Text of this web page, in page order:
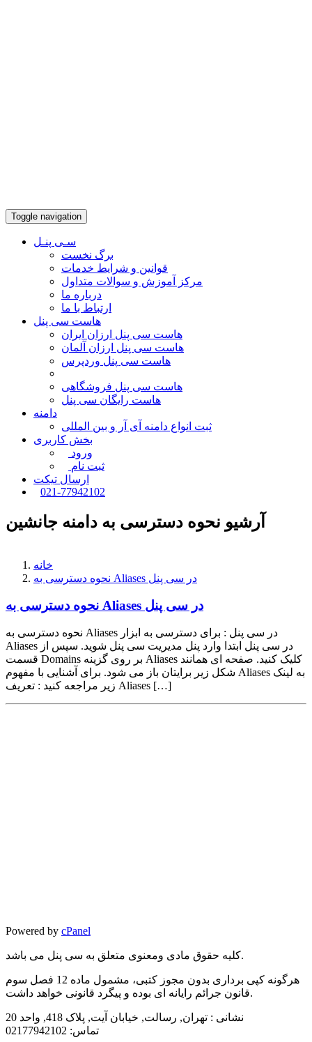
Toggle navigation
سـی پنـل
برگ نخست
قوانین و شرایط خدمات
مرکز آموزش و سوالات متداول
درباره ما
ارتباط با ما
هاست سی پنل
هاست سی پنل ارزان ایران
هاست سی پنل ارزان آلمان
هاست سی پنل وردپرس
هاست سی پنل فروشگاهی
هاست رایگان سی پنل
دامنه
ثبت انواع دامنه آی آر و بین المللی
بخش کاربری
ورود
ثبت نام
ارسال تیکت
021-77942102
آرشیو نحوه دسترسی به دامنه جانشین
خانه
نحوه دسترسی به Aliases در سی پنل
نحوه دسترسی به Aliases در سی پنل
نحوه دسترسی به Aliases در سی پنل : برای دسترسی به ابزار
Aliases در سی پنل ابتدا وارد پنل مدیریت سی پنل شوید. سپس از
قسمت Domains بر روی گزینه Aliases کلیک کنید. صفحه ای همانند
شکل زیر برایتان باز می شود. برای آشنایی با مفهوم Aliases به لینک
زیر مراجعه کنید : تعریف Aliases […]
Powered by cPanel
کلیه حقوق مادی ومعنوی متعلق به سی پنل می باشد.
هرگونه کپی برداری بدون مجوز کتبی، مشمول ماده 12 فصل سوم
قانون جرائم رایانه ای بوده و پیگرد قانونی خواهد داشت.
نشانی : تهران, رسالت, خیابان آیت, پلاک 418, واحد 20
تماس: